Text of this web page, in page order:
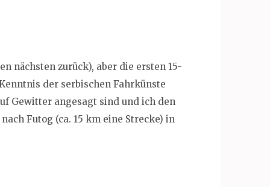
nächsten zurück), aber die ersten 15-
der serbischen Fahrkünste
Gewitter angesagt sind und ich den
Futog (ca. 15 km eine Strecke) in